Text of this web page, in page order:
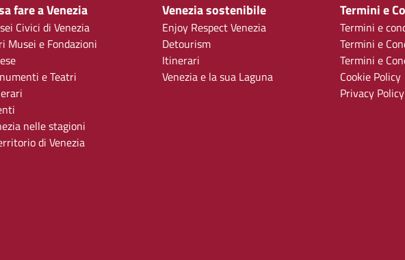
fare a Venezia
Civici di Venezia
Musei e Fondazioni
e Teatri
nelle stagioni
di Venezia
Venezia sostenibile
Enjoy Respect Venezia
Detourism
Itinerari
Venezia e la sua Laguna
Termini e
Termini e
Termini e
Termini e
Cookie Policy
Privacy Policy